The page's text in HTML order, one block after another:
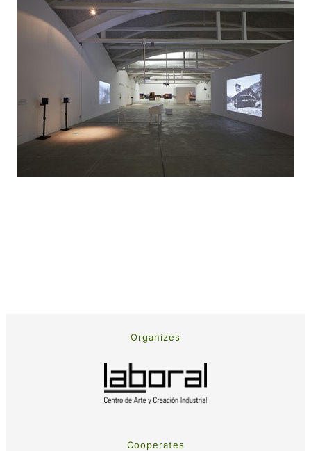
Organizes
Cooperates